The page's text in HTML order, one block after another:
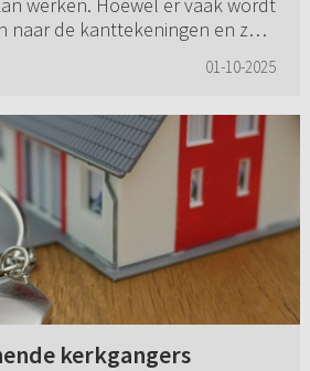
naar de kanttekeningen en ze
01-10-2025
kerkgangers